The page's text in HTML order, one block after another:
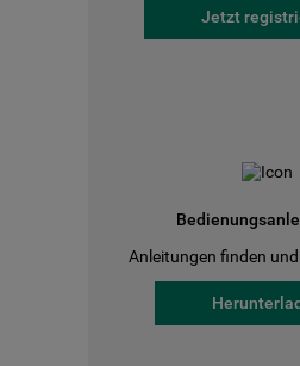
Jetzt
Anleitungen finden